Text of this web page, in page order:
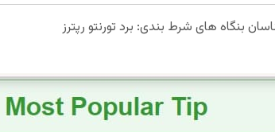
بنگاه های شرط بندی: برد تورنتو رپترز